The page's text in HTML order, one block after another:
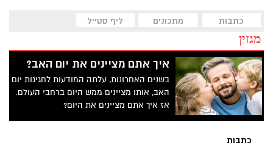
כתבות מתכונים ליף סטייל
מגזין
איך אתם מציינים את יום האב?
בשנים האחרונות, עלתה המודעות לחגיגות יום
האב, אותו מציינים ממש היום ברחבי העולם.
אז איך אתם מציינים את היום?
כתבות